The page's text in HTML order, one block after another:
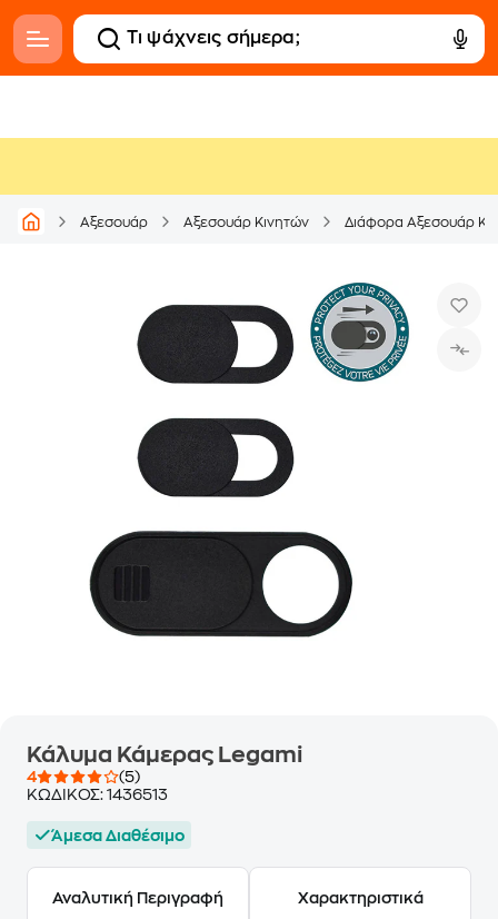
Αξεσουάρ Αξεσουάρ Κινητών Διάφορα Αξεσουάρ
Κάλυμα Κάμερας Legami
4
(5)
ΚΩΔΙΚΟΣ: 1436513
Άμεσα Διαθέσιμο
Αναλυτική Περιγραφή Χαρακτηριστικά